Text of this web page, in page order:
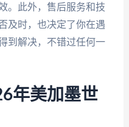
。此外，售后服务和技
及时，也决定了你在遇
到解决，不错过任何一
年美加墨世